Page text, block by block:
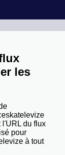
les
l'URL du flux
pour
à tout